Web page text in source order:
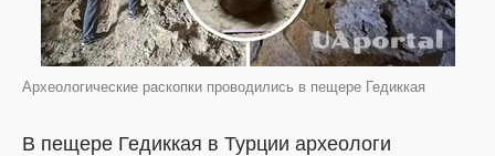
Археологические раскопки проводились в пещере Гедиккая
В пещере Гедиккая в Турции археологи